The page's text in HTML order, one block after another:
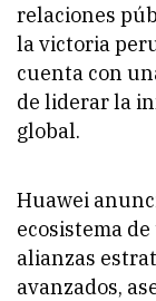
relaciones
la victoria
cuenta con
de liderar la
global.
Huawei
ecosistema
alianzas
avanzados,